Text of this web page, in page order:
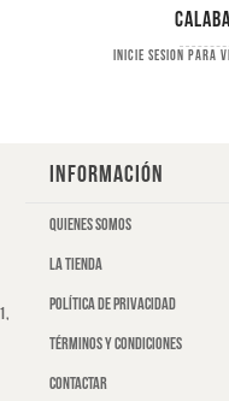
Inicie sesion para
INFORMACIÓN
Quienes somos
La tienda
Política de privacidad
Términos y condiciones
Contactar